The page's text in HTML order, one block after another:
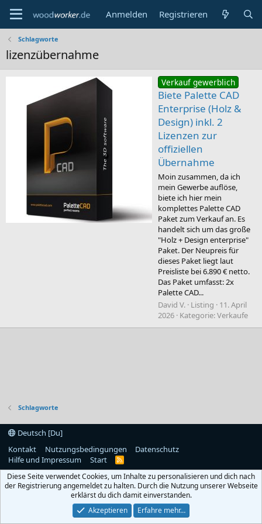
Anmelden Registrieren
Schlagworte
lizenzübernahme
Verkauf gewerblich
Biete Palette CAD
Enterprise (Holz &
Design) inkl. 2
Lizenzen zur
offiziellen
Übernahme
Moin zusammen, da ich
mein Gewerbe auflöse,
biete ich hier mein
komplettes Palette CAD
Paket zum Verkauf an. Es
handelt sich um das große
"Holz + Design enterprise"
Paket. Der Neupreis für
dieses Paket liegt laut
Preisliste bei 6.890 € netto.
Das Paket umfasst: 2x
Palette CAD...
David V. Listing
11. April
2026 Kategorie:Verkaufe
Schlagworte
Deutsch [Du]
Kontakt
Nutzungsbedingungen
Datenschutz
Hilfe und Impressum
Start
R
S
Diese Seite verwendet Cookies, um Inhalte zu personalisieren und dich nach
der Registrierung angemeldet zu halten. Durch die Nutzung unserer Webseite
erklärst du dich damit einverstanden.
Akzeptieren
Erfahre mehr…